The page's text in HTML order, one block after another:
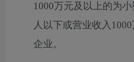
1000万元及以上的为
人以下或营业收入
企业。